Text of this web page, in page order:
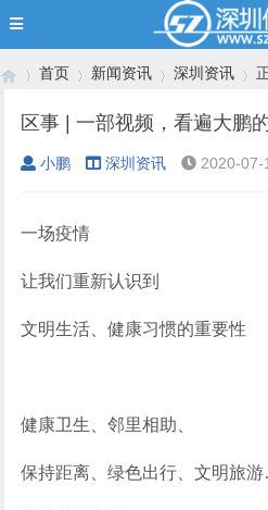
›
首页
›
新闻资讯
›
深圳资讯
›
区事 | 一部视频，看遍大鹏
小鹏 深圳资讯 2020-07-
一场疫情
让我们重新认识到
文明生活、健康习惯的重要性
健康卫生、邻里相助、
保持距离、绿色出行、文明旅